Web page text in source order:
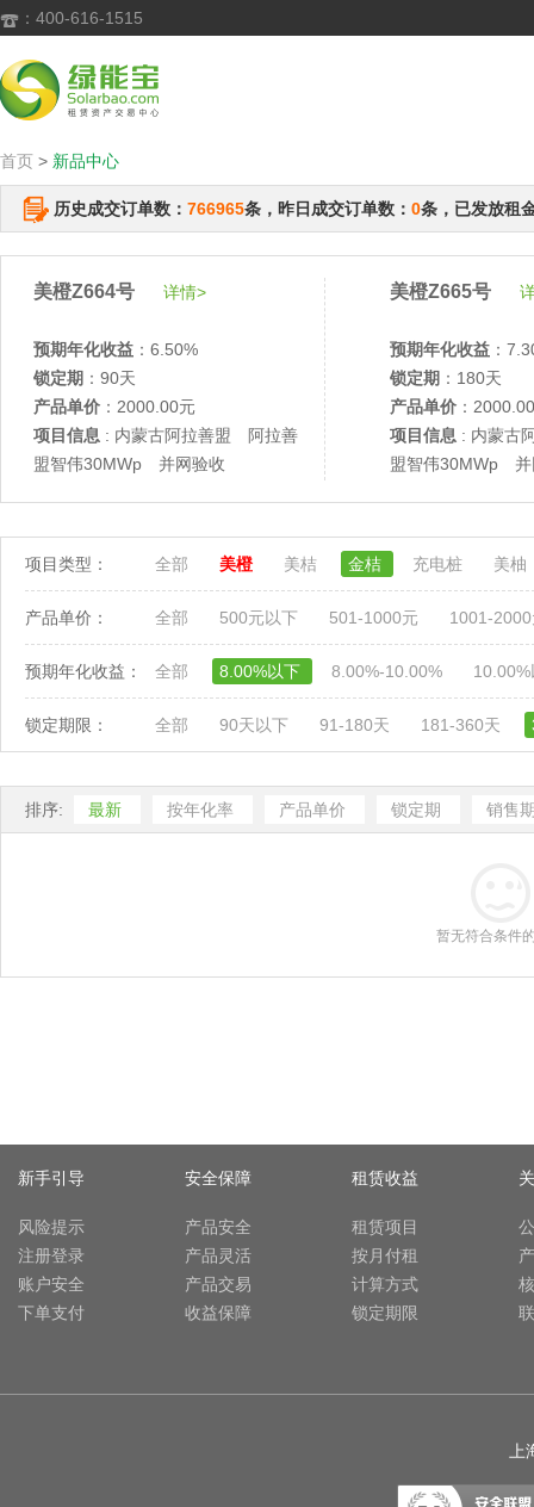
 ：400-616-1515
首页 > 新品中心
历史成交订单数： 766965条，昨日成交订单数： 0条，已发放租
美橙Z664号 详情>
预期年化收益 ：6.50%
锁定期 ：90天
产品单价 ：2000.00元
项目信息 : 内蒙古阿拉善盟 阿拉善
盟智伟30MWp 并网验收
美橙Z665号
预期年化收益 ：
锁定期 ：180天
产品单价 ：
项目信息 : 内蒙古
盟智伟30MWp 并
项目类型： 全部 美橙 美桔 金桔 充电桩 美柚
产品单价： 全部 500元以下 501-1000元 1001-
预期年化收益： 全部 8.00%以下 8.00%-10.00%
锁定期限： 全部 90天以下 91-180天 181-360天
排序: 最新 按年化率 产品单价 锁定期 销售
暂无符合条件
新手引导
风险提示
注册登录
账户安全
下单支付
安全保障
产品安全
产品灵活
产品交易
收益保障
租赁收益
租赁项目
按月付租
计算方式
锁定期限